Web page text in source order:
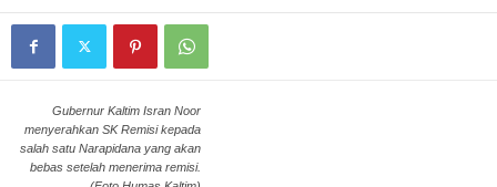
Gubernur Kaltim Isran Noor
menyerahkan SK Remisi kepada
salah satu Narapidana yang akan
bebas setelah menerima remisi.